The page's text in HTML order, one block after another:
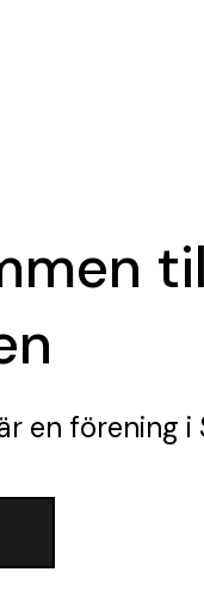
en förening i